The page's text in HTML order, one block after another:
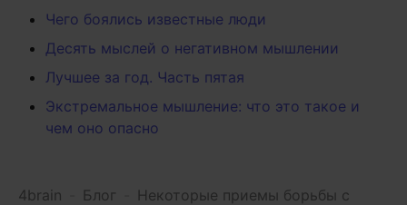
Чего боялись известные люди
Десять мыслей о негативном мышлении
Лучшее за год. Часть пятая
Экстремальное мышление: что это такое и
чем оно опасно
4brain Блог
Некоторые приемы борьбы с